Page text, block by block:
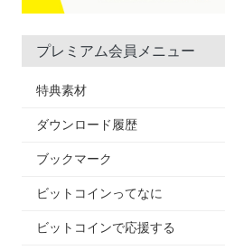
プレミアム会員メニュー
特典素材
ダウンロード履歴
ブックマーク
ビットコインってなに
ビットコインで応援する